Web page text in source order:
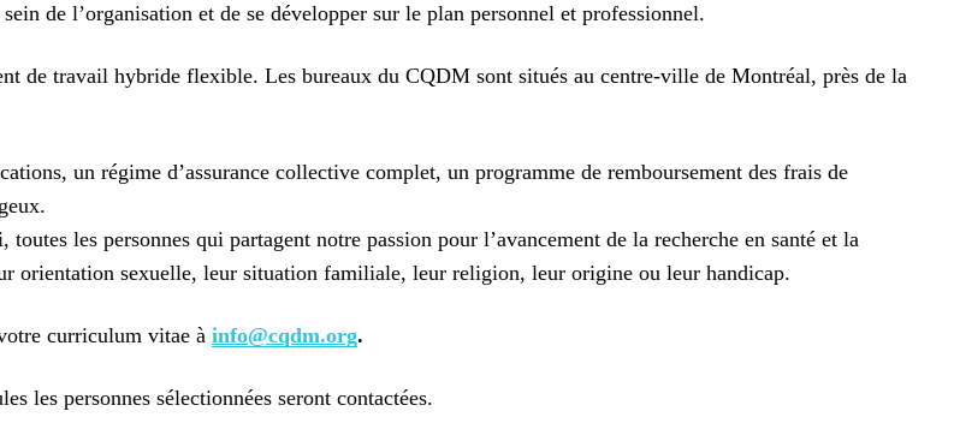
de l’organisation et de se développer sur le plan personnel et professionnel.
de travail hybride flexible. Les bureaux du CQDM sont situés au centre-ville de Montréal, près de la
un régime d’assurance collective complet, un programme de remboursement des frais de
les personnes qui partagent notre passion pour l’avancement de la recherche en santé et la
orientation sexuelle, leur situation familiale, leur religion, leur origine ou leur handicap.
curriculum vitae à info@cqdm.org.
les personnes sélectionnées seront contactées.